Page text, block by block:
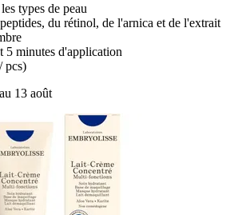
types de peau
du rétinol, de l'arnica et de l'extrait
5 minutes d'application
pcs)
13 août